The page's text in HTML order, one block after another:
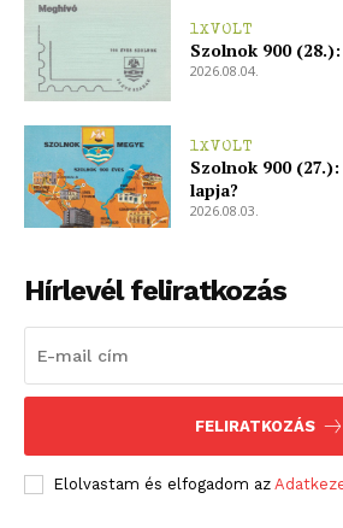
1XVOLT
Szolnok 900
2026.08.04.
1XVOLT
Szolnok 900
lapja?
2026.08.03.
Hírlevél feliratkozás
FELIRATKOZÁS
Elolvastam és elfogadom az